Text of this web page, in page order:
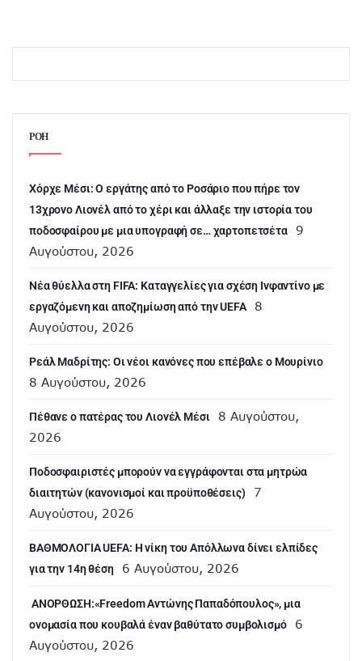
ΡΟΗ
Χόρχε Μέσι: Ο εργάτης από το Ροσάριο που πήρε τον
13χρονο Λιονέλ από το χέρι και άλλαξε την ιστορία του
ποδοσφαίρου με μια υπογραφή σε… χαρτοπετσέτα
9
Αυγούστου, 2026
Νέα θύελλα στη FIFA: Καταγγελίες για σχέση Ινφαντίνο με
εργαζόμενη και αποζημίωση από την UEFA
8
Αυγούστου, 2026
Ρεάλ Μαδρίτης: Οι νέοι κανόνες που επέβαλε ο Μουρίνιο
8 Αυγούστου, 2026
Πέθανε ο πατέρας του Λιονέλ Μέσι
8 Αυγούστου,
2026
Ποδοσφαιριστές μπορούν να εγγράφονται στα μητρώα
διαιτητών (κανονισμοί και προϋποθέσεις)
7
Αυγούστου, 2026
ΒΑΘΜΟΛΟΓΙΑ UEFA: Η νίκη του Απόλλωνα δίνει ελπίδες
για την 14η θέση
6 Αυγούστου, 2026
ANOΡΘΩΣΗ:«Freedom Αντώνης Παπαδόπουλος», μια
ονομασία που κουβαλά έναν βαθύτατο συμβολισμό
6
Αυγούστου, 2026